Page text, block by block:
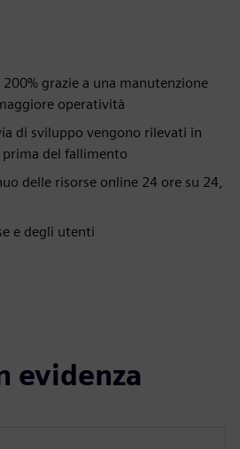
grazie a una manutenzione
operatività
di sviluppo vengono rilevati in
prima del fallimento
delle risorse online 24 ore su 24,
e degli utenti
evidenza